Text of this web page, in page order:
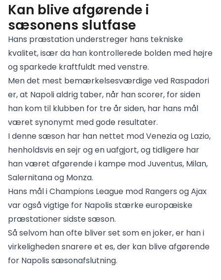
Kan blive afgørende i
sæsonens slutfase
Hans præstation understreger hans tekniske
kvalitet, især da han kontrollerede bolden med højre
og sparkede kraftfuldt med venstre.
Men det mest bemærkelsesværdige ved Raspadori
er, at Napoli aldrig taber, når han scorer, for siden
han kom til klubben for tre år siden, har hans mål
været synonymt med gode resultater.
I denne sæson har han nettet mod Venezia og Lazio,
henholdsvis en sejr og en uafgjort, og tidligere har
han været afgørende i kampe mod Juventus, Milan,
Salernitana og Monza.
Hans mål i Champions League mod Rangers og Ajax
var også vigtige for Napolis stærke europæiske
præstationer sidste sæson.
Så selvom han ofte bliver set som en joker, er han i
virkeligheden snarere et es, der kan blive afgørende
for Napolis sæsonafslutning.